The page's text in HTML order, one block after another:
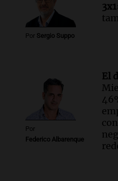
Por Sergio Suppo
Por
Federico Albarenque
El